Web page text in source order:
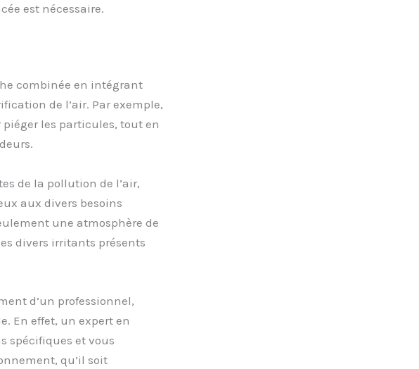
est nécessaire.
combinée en intégrant
de l’air. Par exemple,
les particules, tout en
de la pollution de l’air,
aux divers besoins
une atmosphère de
divers irritants présents
d’un professionnel,
En effet, un expert en
spécifiques et vous
qu’il soit